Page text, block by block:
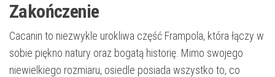
Zakończenie
Cacanin to niezwykle urokliwa część Frampola, która łączy w
sobie piękno natury oraz bogatą historię. Mimo swojego
niewielkiego rozmiaru, osiedle posiada wszystko to, co